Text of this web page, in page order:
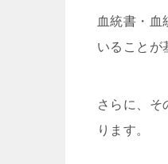
血統書・血
いることが
さらに、そ
ります。